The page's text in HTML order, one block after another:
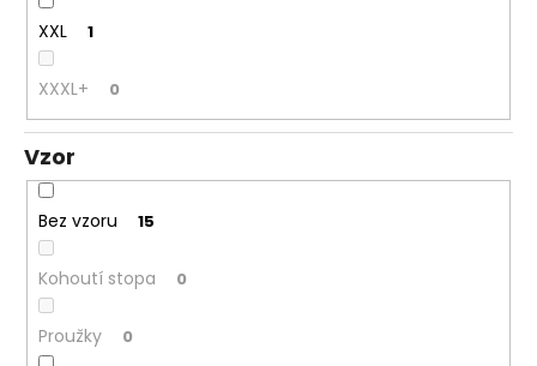
XXL 1
XXXL+ 0
Vzor
Bez vzoru 15
Kohoutí stopa 0
Proužky 0